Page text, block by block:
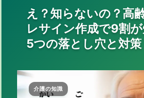
え？知らないの？高
レサイン作成で9割
5つの落とし穴と対策
介護の知識